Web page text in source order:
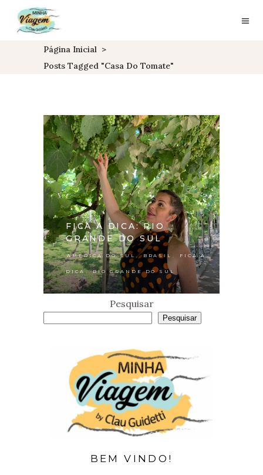
Página Inicial >
Posts Tagged "casa Do Tomate"
FICA A DICA: RIO
GRANDE DO SUL
AMÉRICA DO SUL , BRASIL FICA A
DICA, RIO GRANDE DO SUL
Pesquisar
Pesquisar
BEM VINDO!